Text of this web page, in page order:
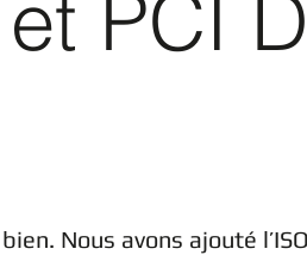
PCI
Nous avons ajouté